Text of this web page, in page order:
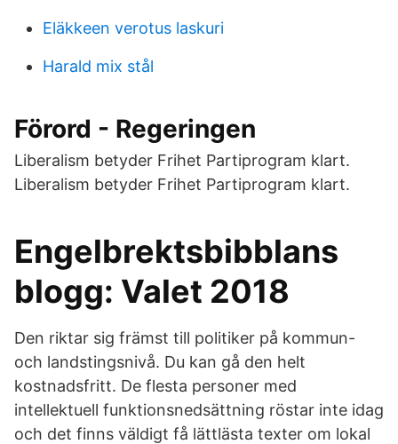
Eläkkeen verotus laskuri
Harald mix stål
Förord - Regeringen
Liberalism betyder Frihet Partiprogram klart.
Liberalism betyder Frihet Partiprogram klart.
Engelbrektsbibblans
blogg: Valet 2018
Den riktar sig främst till politiker på kommun-
och landstingsnivå. Du kan gå den helt
kostnadsfritt. De flesta personer med
intellektuell funktionsnedsättning röstar inte idag
och det finns väldigt få lättlästa texter om lokal